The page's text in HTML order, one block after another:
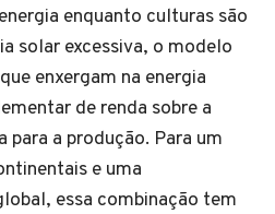
enquanto culturas são
solar excessiva, o modelo
enxergam na energia
de renda sobre a
para a produção. Para um
e uma
essa combinação tem